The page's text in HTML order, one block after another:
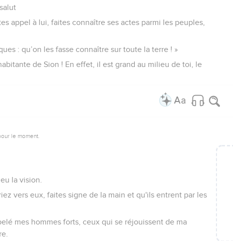
appel à lui, faites connaître ses actes parmi les peuples,
: qu’on les fasse connaître sur toute la terre ! »
de Sion ! En effet, il est grand au milieu de toi, le
le moment.
la vision.
vers eux, faites signe de la main et qu'ils entrent par les
mes hommes forts, ceux qui se réjouissent de ma